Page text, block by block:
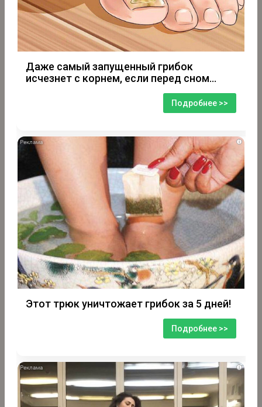
Даже самый запущенный грибок
исчезнет с корнем, если перед сном…
Подробнее >>
i
Этот трюк уничтожает грибок за 5 дней!
Подробнее >>
i